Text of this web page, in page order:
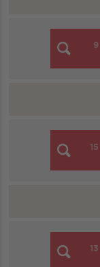
9
15
13